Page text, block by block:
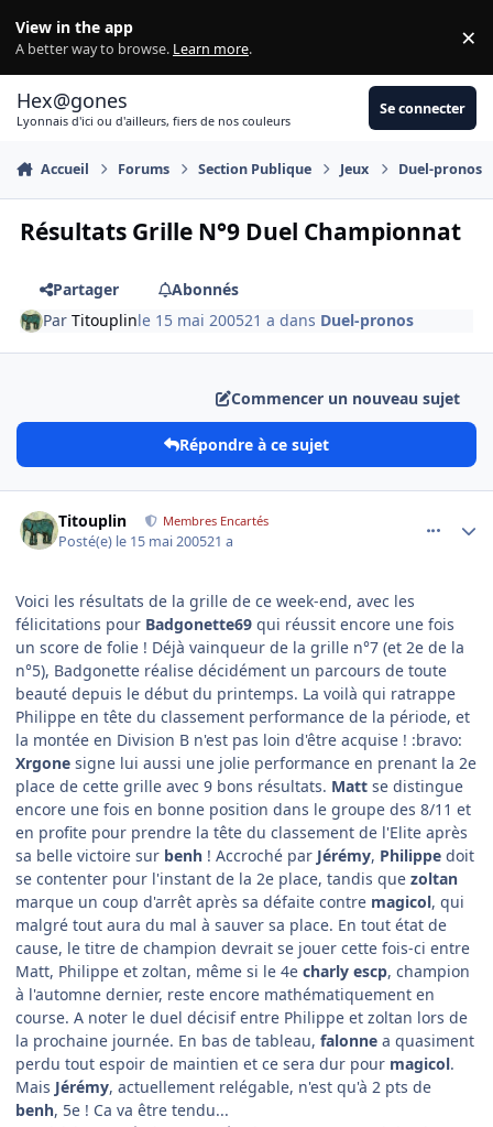
View in the app
A better way to browse. Learn more. ×
Hex@gones
Lyonnais d'ici ou d'ailleurs, fiers de nos couleurs
Se connecter
Accueil Forums Section Publique Jeux Duel-pronos
Résultats Grille N°9 Duel Championnat
Partager
Abonnés
ParTitouplinle 15 mai 200521 a dans Duel-pronos
Commencer un nouveau sujet
Répondre à ce sujet
Titouplin Membres Encartés
Posté(e) le 15 mai 200521 a
Voici les résultats de la grille de ce week-end, avec les
félicitations pour Badgonette69 qui réussit encore une fois
un score de folie ! Déjà vainqueur de la grille n°7 (et 2e de la
n°5), Badgonette réalise décidément un parcours de toute
beauté depuis le début du printemps. La voilà qui ratrappe
Philippe en tête du classement performance de la période, et
la montée en Division B n'est pas loin d'être acquise ! :bravo:
Xrgone signe lui aussi une jolie performance en prenant la 2e
place de cette grille avec 9 bons résultats. Matt se distingue
encore une fois en bonne position dans le groupe des 8/11 et
en profite pour prendre la tête du classement de l'Elite après
sa belle victoire sur benh ! Accroché par Jérémy, Philippe doit
se contenter pour l'instant de la 2e place, tandis que zoltan
marque un coup d'arrêt après sa défaite contre magicol, qui
malgré tout aura du mal à sauver sa place. En tout état de
cause, le titre de champion devrait se jouer cette fois-ci entre
Matt, Philippe et zoltan, même si le 4e charly escp, champion
à l'automne dernier, reste encore mathématiquement en
course. A noter le duel décisif entre Philippe et zoltan lors de
la prochaine journée. En bas de tableau, falonne a quasiment
perdu tout espoir de maintien et ce sera dur pour magicol.
Mais Jérémy, actuellement relégable, n'est qu'à 2 pts de
benh, 5e ! Ca va être tendu...